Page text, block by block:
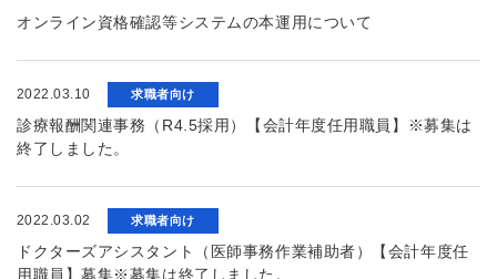
オンライン資格確認等システムの本運用について
2022.03.10 求職者向け
診療報酬関連事務（R4.5採用）【会計年度任用職員】※募集は
終了しました。
2022.03.02 求職者向け
ドクターズアシスタント（医師事務作業補助者）【会計年度任
用職員】募集※募集は終了しました。